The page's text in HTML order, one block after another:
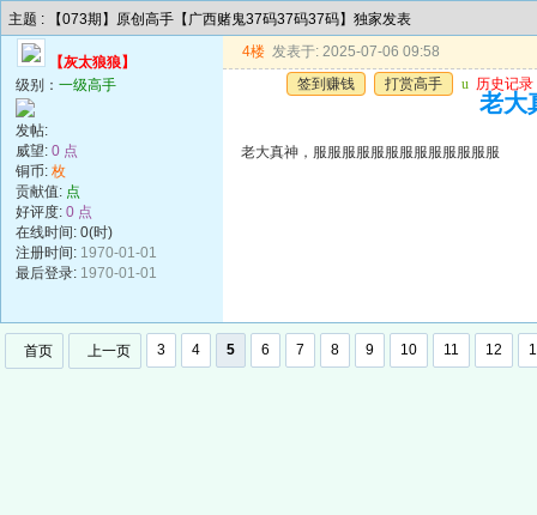
主题 : 【073期】原创高手【广西赌鬼37码37码37码】独家发表
【灰太狼狼】
级别： 一级高手
发帖:
威望: 0 点
铜币: 枚
贡献值: 点
好评度: 0 点
在线时间: 0(时)
注册时间: 1970-01-01
最后登录: 1970-01-01
4楼 发表于: 2025-07-06 09:58
签到赚钱
打赏高手 u 历史记录
老大
老大真神，服服服服服服服服服服服服服
首页 上一页 3 4 5 6 7 8 9 10 11 12